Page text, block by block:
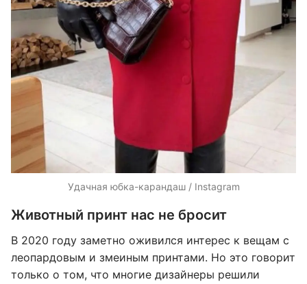
Удачная юбка-карандаш / Instagram
Животный принт нас не бросит
В 2020 году заметно оживился интерес к вещам с
леопардовым и змеиным принтами. Но это говорит
только о том, что многие дизайнеры решили